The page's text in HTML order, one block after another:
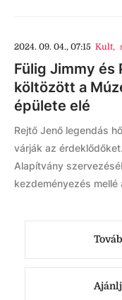
2024. 09. 04., 07:15 Kult,
Fülig Jimmy és
költözött a
épülete elé
Rejtő Jenő legendás
várják az
Alapítvány
kezdeményezés mellé